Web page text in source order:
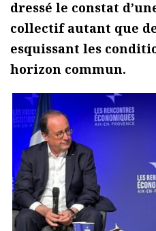
dressé le constat
collectif autant que
esquissant les
horizon commun.